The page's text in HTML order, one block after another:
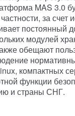
MAS 3.0
за счет
постоянный
модулей
обещают
компактных
функции
и страны СНГ.